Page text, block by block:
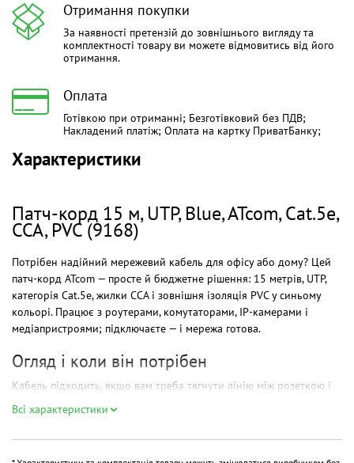
Отримання покупки
За наявності претензій до зовнішнього вигляду та
комплектності товару ви можете відмовитись від його
отримання.
Оплата
Готівкою при отриманні; Безготівковий без ПДВ;
Накладений платіж; Оплата на картку ПриватБанку;
Характеристики
Патч-корд 15 м, UTP, Blue, ATcom, Cat.5e,
CCA, PVC (9168)
Потрібен надійний мережевий кабель для офісу або дому? Цей
патч-корд ATcom — просте й бюджетне рішення: 15 метрів, UTP,
категорія Cat.5e, жилки CCA і зовнішня ізоляція PVC у синьому
кольорі. Працює з роутерами, комутаторами, IP-камерами і
медіапристроями; підключаєте — і мережа готова.
Огляд і коли він потрібен
Кабель підходить, якщо вам треба тягнути лінію між розеткою і
пристроєм на середню відстань без зайвих витрат. Універсальний
варіант для тих, хто шукає баланс ціни й якості в категорії
Всі характеристики